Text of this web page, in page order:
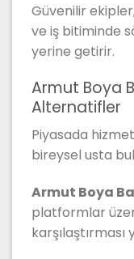
Güvenilir
ve iş bitiminde
yerine getirir.
Armut Boya
Alternatifler
Piyasada
bireysel usta
Armut Boya
platformlar